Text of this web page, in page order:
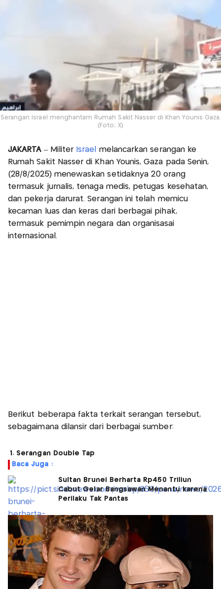
Serangan Israel menghantam Rumah Sakit Nasser di Khan Younis Gaza.
(Foto; X)
JAKARTA– Militer Israel
melancarkan serangan ke
Rumah Sakit Nasser di Khan Younis, Gaza pada Senin,
(28/8/2025) menewaskan setidaknya 20 orang
termasuk jurnalis, tenaga medis, petugas kesehatan,
dan pekerja darurat. Serangan ini telah memicu
kecaman luas dan keras dari berbagai pihak,
termasuk pemimpin negara dan organisasai
internasional.
Berikut beberapa fakta terkait serangan tersebut,
sebagaimana dilansir dari berbagai sumber:
1. Serangan Double Tap
Baca Juga :
Sultan Brunei Berharta Rp450 Triliun
Cabut Gelar Bangsawan Menantu karena
Perilaku Tak Pantas